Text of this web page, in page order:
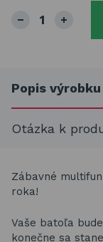
Popis
Otázka k
Zábavné
roka!
Vaše batoľa
konečne sa